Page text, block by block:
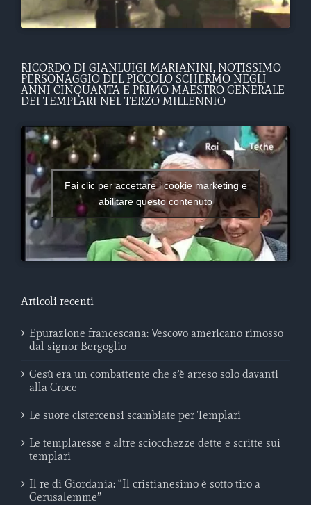
RICORDO DI GIANLUIGI MARIANINI, NOTISSIMO
PERSONAGGIO DEL PICCOLO SCHERMO NEGLI
ANNI CINQUANTA E PRIMO MAESTRO GENERALE
DEI TEMPLARI NEL TERZO MILLENNIO
Fai clic per accettare i cookie marketing e
abilitare questo contenuto
Articoli recenti
Epurazione francescana: Vescovo americano rimosso
dal signor Bergoglio
Gesù era un combattente che s’è arreso solo davanti
alla Croce
Le suore cistercensi scambiate per Templari
Le templaresse e altre sciocchezze dette e scritte sui
templari
Il re di Giordania: “Il cristianesimo è sotto tiro a
Gerusalemme”